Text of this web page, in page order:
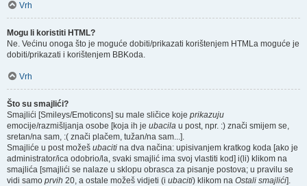
Vrh
Mogu li koristiti HTML?
Ne. Većinu onoga što je moguće dobiti/prikazati korištenjem HTMLa moguće je
dobiti/prikazati i korištenjem BBKoda.
Vrh
Što su smajlići?
Smajlići [Smileys/Emoticons] su male sličice koje prikazuju
emocije/razmišljanja osobe [koja ih je ubacila u post, npr. :) znači smijem se,
sretan/na sam, :( znači plačem, tužan/na sam...].
Smajliće u post možeš ubaciti na dva načina: upisivanjem kratkog koda [ako je
administrator/ica odobrio/la, svaki smajlić ima svoj vlastiti kod] i(li) klikom na
smajlića [smajlići se nalaze u sklopu obrasca za pisanje postova; u pravilu se
vidi samo prvih 20, a ostale možeš vidjeti (i ubaciti) klikom na Ostali smajlići].